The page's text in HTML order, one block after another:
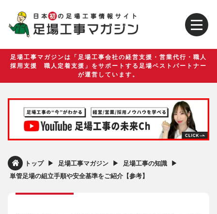
足場工事マガジンは「足場工事会社の経営支援・営業代行・職人
採用支援 職人定着支援」をサポートする足場ベストパートナー
が運営しています。
トップ ▶︎ 足場工事マガジン ▶︎ 足場工事の知識 ▶︎
単管足場の組立手順や安全基準をご紹介【参考】